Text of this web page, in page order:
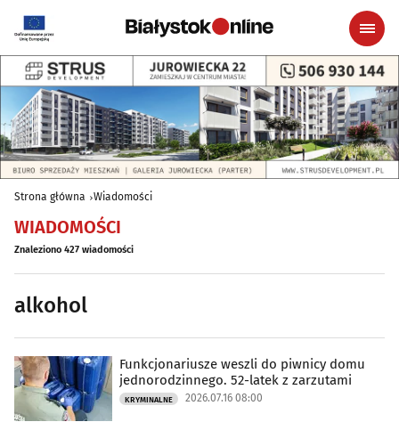
Strona główna Wiadomości
WIADOMOŚCI
Znaleziono 427 wiadomości
alkohol
Funkcjonariusze weszli do piwnicy domu
jednorodzinnego. 52-latek z zarzutami
KRYMINALNE 2026.07.16 08:00